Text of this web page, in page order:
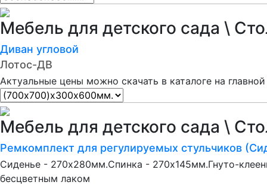
Мебель для детского сада \
Диван угловой
Лотос-ДВ
Актуальные цены можно скачать в каталоге на
Мебель для детского сада \
Ремкомплект для регулируемых стульчиков
Сиденье - 270х280мм.Спинка - 270х145мм.Гнуто-
бесцветным лаком